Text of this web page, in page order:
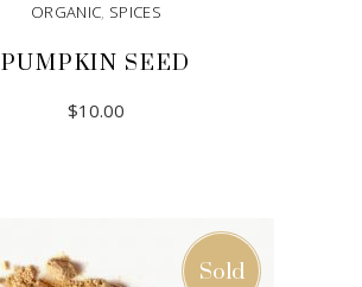
ORGANIC, SPICES
PUMPKIN SEED
$10.00
Sold